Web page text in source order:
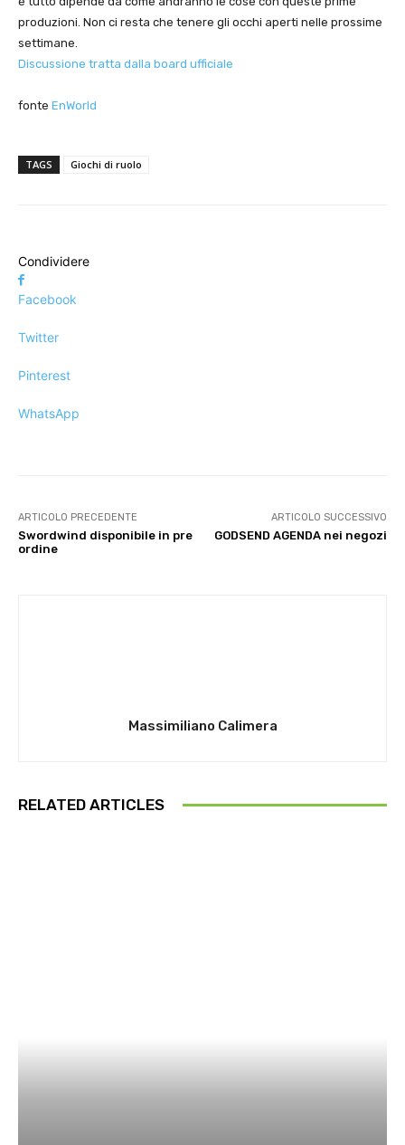
produzioni. Non ci resta che tenere gli occhi aperti nelle prossime
settimane.
Discussione tratta dalla board ufficiale
fonte EnWorld
TAGS Giochi di ruolo
Condividere
Facebook
Twitter
Pinterest
WhatsApp
ARTICOLO PRECEDENTE
Swordwind disponibile in pre
ordine
ARTICOLO SUCCESSIVO
GODSEND AGENDA nei negozi
Massimiliano Calimera
RELATED ARTICLES